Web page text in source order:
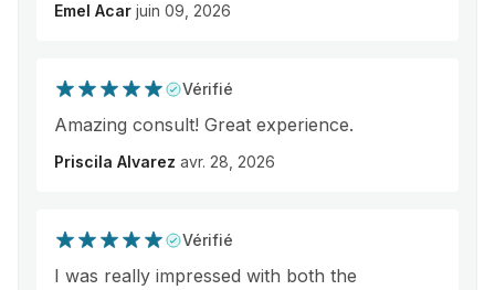
Emel Acar juin 09, 2026
Vérifié
Amazing consult! Great experience.
Priscila Alvarez avr. 28, 2026
Vérifié
I was really impressed with both the